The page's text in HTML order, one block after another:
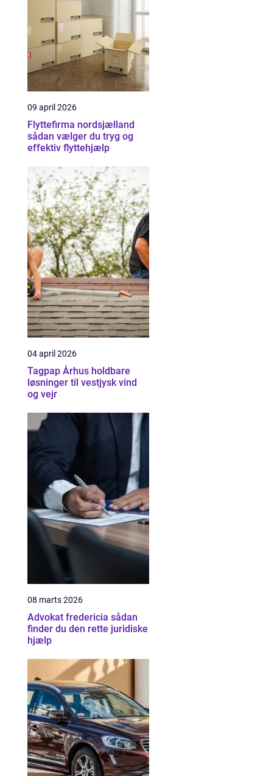
09 april 2026
Flyttefirma nordsjælland
sådan vælger du tryg og
effektiv flyttehjælp
04 april 2026
Tagpap Århus holdbare
løsninger til vestjysk vind
og vejr
08 marts 2026
Advokat fredericia sådan
finder du den rette juridiske
hjælp